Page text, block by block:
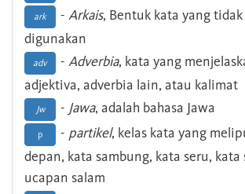
ark - Arkais, Bentuk kata yang
digunakan
adv - Adverbia, kata yang
adjektiva, adverbia lain, atau kalimat
Jw - Jawa, adalah bahasa Jawa
p - partikel, kelas kata yang
depan, kata sambung, kata seru, kata
ucapan salam